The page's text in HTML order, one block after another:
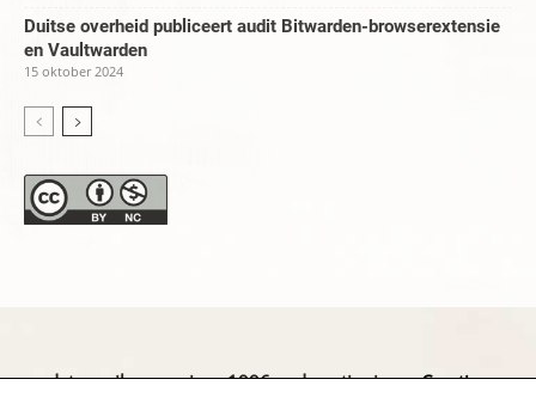
Duitse overheid publiceert audit Bitwarden-browserextensie
en Vaultwarden
15 oktober 2024
datapanik.org – since 1996 and continuing »Creative